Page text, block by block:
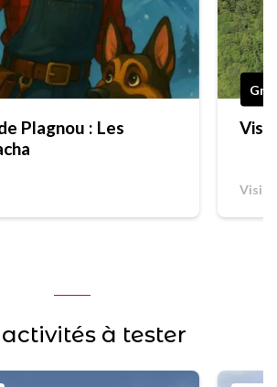
Plagnou : Les
Visite
activités à tester